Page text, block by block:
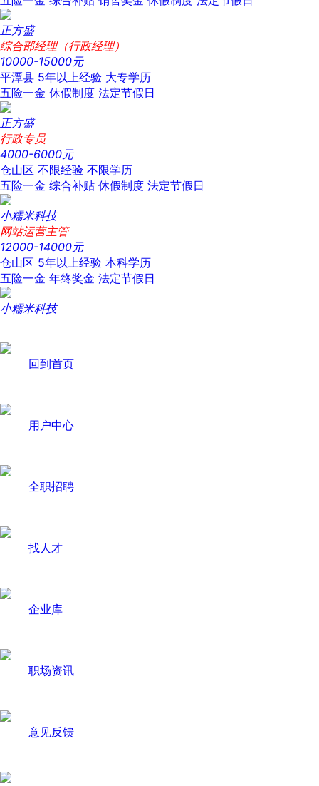
正方盛
综合部经理（行政经理）
10000-15000元
平潭县 5年以上经验 大专学历
五险一金 休假制度 法定节假日
正方盛
行政专员
4000-6000元
仓山区 不限经验 不限学历
五险一金 综合补贴 休假制度 法定节假日
小糯米科技
网站运营主管
12000-14000元
仓山区 5年以上经验 本科学历
五险一金 年终奖金 法定节假日
小糯米科技
回到首页
用户中心
全职招聘
找人才
企业库
职场资讯
意见反馈